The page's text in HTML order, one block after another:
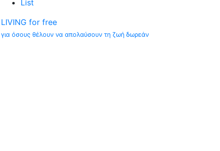
List
LIVING for free
για όσους θέλουν να απολαύσουν τη ζωή δωρεάν